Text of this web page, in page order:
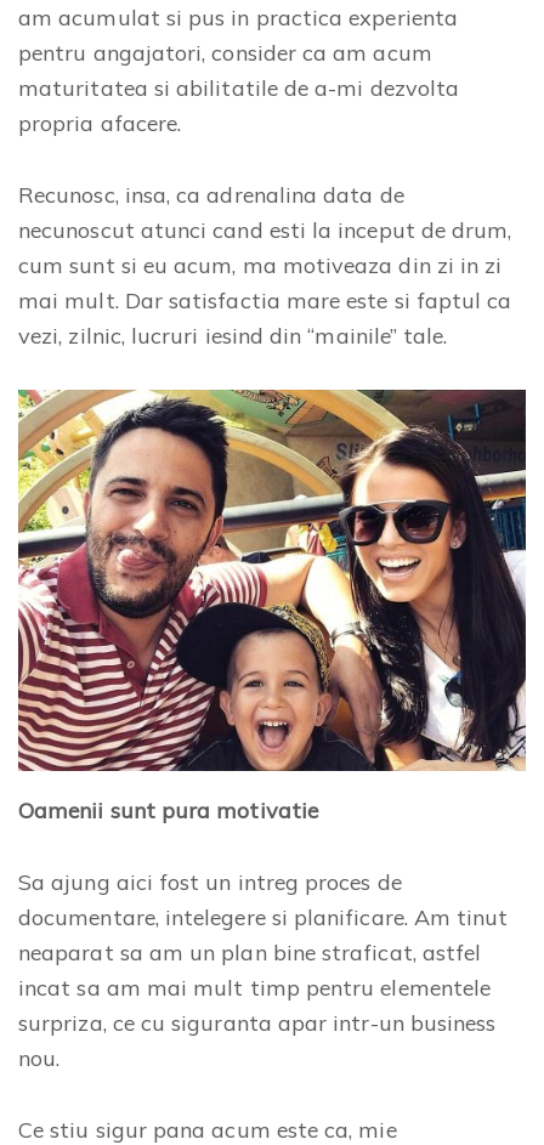
am acumulat si pus in practica experienta
pentru angajatori, consider ca am acum
maturitatea si abilitatile de a-mi dezvolta
propria afacere.
Recunosc, insa, ca adrenalina data de
necunoscut atunci cand esti la inceput de drum,
cum sunt si eu acum, ma motiveaza din zi in zi
mai mult. Dar satisfactia mare este si faptul ca
vezi, zilnic, lucruri iesind din “mainile” tale.
Oamenii sunt pura motivatie
Sa ajung aici fost un intreg proces de
documentare, intelegere si planificare. Am tinut
neaparat sa am un plan bine straficat, astfel
incat sa am mai mult timp pentru elementele
surpriza, ce cu siguranta apar intr-un business
nou.
Ce stiu sigur pana acum este ca, mie